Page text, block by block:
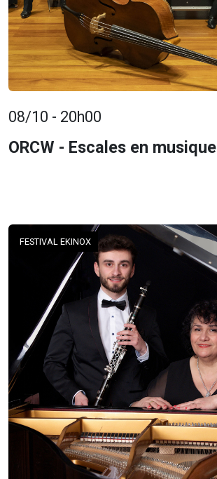
08/10 - 20h00
ORCW - Escales en musique
FESTIVAL EKINOX